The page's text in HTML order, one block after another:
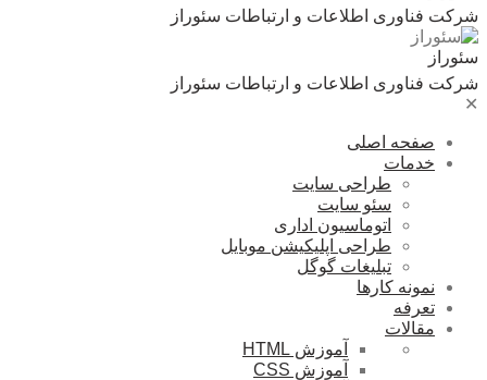
شرکت فناوری اطلاعات و ارتباطات سئوراز
سئوراز
شرکت فناوری اطلاعات و ارتباطات سئوراز
✕
صفحه اصلی
خدمات
طراحی سایت
سئو سایت
اتوماسیون اداری
طراحی اپلیکیشن موبایل
تبلیغات گوگل
نمونه کارها
تعرفه
مقالات
آموزش HTML
آموزش CSS